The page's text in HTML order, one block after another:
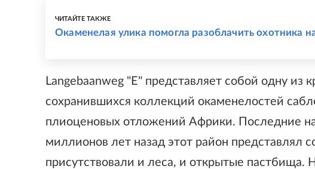
ЧИТАЙТЕ ТАКЖЕ
Окаменелая улика помогла разоблачить охотника
Langebaanweg "E" представляет собой одну из
сохранившихся коллекций окаменелостей
плиоценовых отложений Африки. Последние
миллионов лет назад этот район представлял
присутствовали и леса, и открытые пастбища.